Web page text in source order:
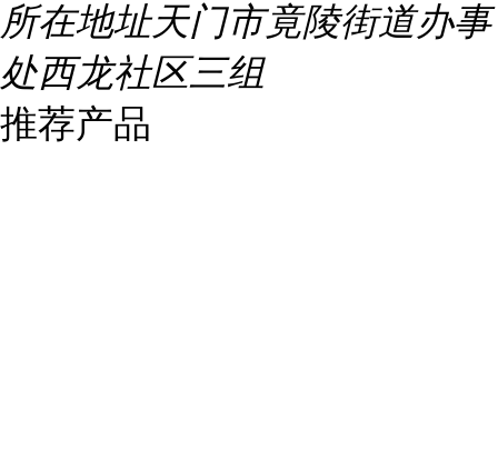
所在地址天门市竟陵街道办事
处西龙社区三组
推荐产品